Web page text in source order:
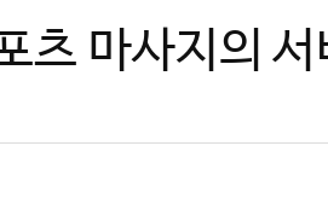
츠 마사지의